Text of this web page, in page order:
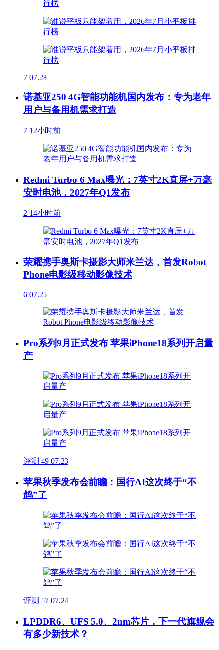
7 07.28
诺基亚250 4G智能功能机国内发布：专为老年
用户与备用机需求打造
7 12小时前
Redmi Turbo 6 Max曝光：7英寸2K直屏+万毫
安时电池，2027年Q1发布
2 14小时前
荣耀携手奥斯卡摄影大师米兰达，首发Robot
Phone电影级移动影像技术
6 07.25
Pro系列9月正式发布 苹果iPhone18系列开启量
产
评测 49 07.23
苹果秋季发布会前瞻：国行AI这次终于“不
鸽”了
评测 57 07.24
LPDDR6、UFS 5.0、2nm芯片，下一代旗舰会
有多少新技术？